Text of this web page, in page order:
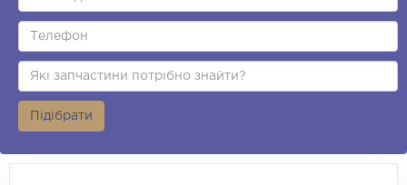
Підібрати